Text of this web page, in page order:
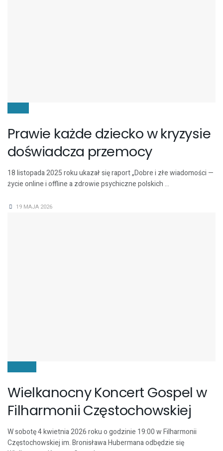
Prawie każde dziecko w kryzysie
doświadcza przemocy
18 listopada 2025 roku ukazał się raport „Dobre i złe wiadomości —
życie online i offline a zdrowie psychiczne polskich ...
19 MAJA 2026
Wielkanocny Koncert Gospel w
Filharmonii Częstochowskiej
W sobotę 4 kwietnia 2026 roku o godzinie 19:00 w Filharmonii
Częstochowskiej im. Bronisława Hubermana odbędzie się